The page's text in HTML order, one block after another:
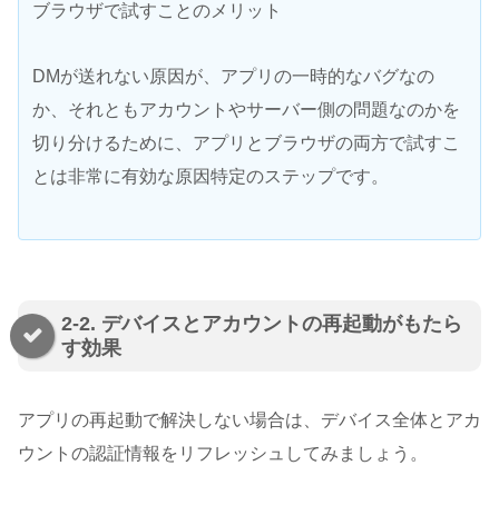
ブラウザで試すことのメリット
DMが送れない原因が、アプリの一時的なバグなの
か、それともアカウントやサーバー側の問題なのかを
切り分けるために、アプリとブラウザの両方で試すこ
とは非常に有効な原因特定のステップです。
2-2. デバイスとアカウントの再起動がもたら
す効果
アプリの再起動で解決しない場合は、デバイス全体とアカ
ウントの認証情報をリフレッシュしてみましょう。